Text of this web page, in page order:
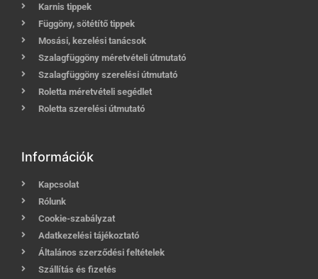
Karnis tippek
Függöny, sötétítő tippek
Mosási, kezelési tanácsok
Szalagfüggöny méretvételi útmutató
Szalagfüggöny szerelési útmutató
Roletta méretvételi segédlet
Roletta szerelési útmutató
Információk
Kapcsolat
Rólunk
Cookie-szabályzat
Adatkezelési tájékoztató
Általános szerződési feltételek
Szállítás és fizetés